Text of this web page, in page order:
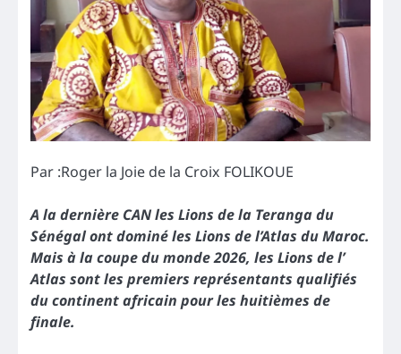
Par :Roger la Joie de la Croix FOLIKOUE
A la dernière CAN les Lions de la Teranga du
Sénégal ont dominé les Lions de l’Atlas du Maroc.
Mais à la coupe du monde 2026, les Lions de l’
Atlas sont les premiers représentants qualifiés
du continent africain pour les huitièmes de
finale.